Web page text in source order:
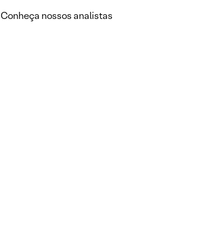
Conheça nossos analistas